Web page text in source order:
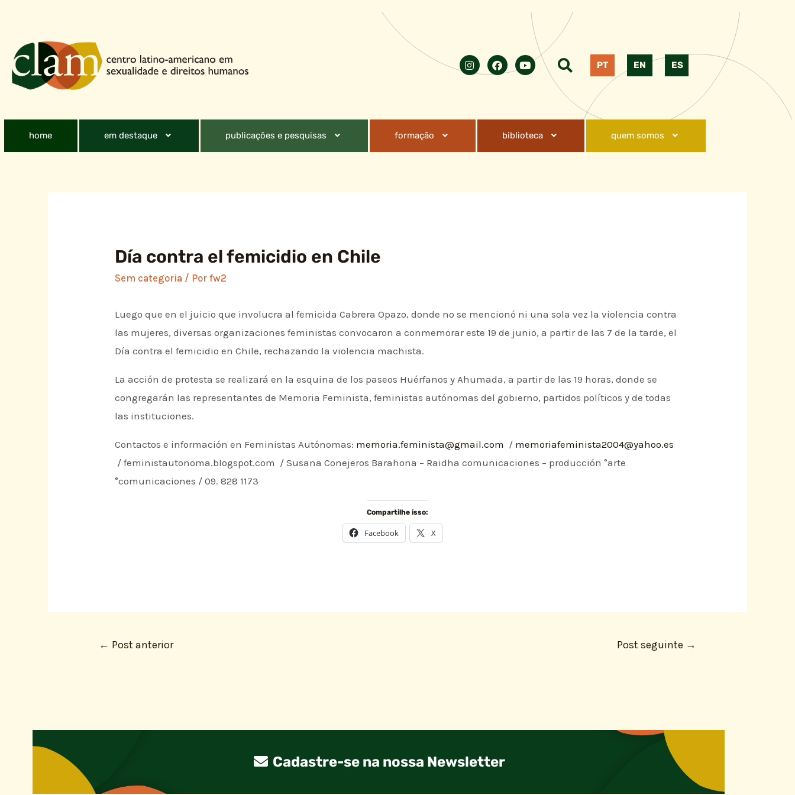
PT EN ES
home em destaque publicações e pesquisas formação biblioteca quem somos
Día contra el femicidio en Chile
Sem categoria / Porfw2
Luego que en el juicio que involucra al femicida Cabrera Opazo, donde no se mencionó ni una sola vez la violencia contra
las mujeres, diversas organizaciones feministas convocaron a conmemorar este 19 de junio, a partir de las 7 de la tarde, el
Día contra el femicidio en Chile, rechazando la violencia machista.
La acción de protesta se realizará en la esquina de los paseos Huérfanos y Ahumada, a partir de las 19 horas, donde se
congregarán las representantes de Memoria Feminista, feministas autónomas del gobierno, partidos políticos y de todas
las instituciones.
Contactos e información en Feministas Autónomas: memoria.feminista@gmail.com / memoriafeminista2004@yahoo.es
/ feministautonoma.blogspot.com / Susana Conejeros Barahona – Raidha comunicaciones – producción °arte
°comunicaciones / 09. 828 1173
Compartilhe isso:
Facebook X
← Post anterior Post seguinte →
Cadastre-se na nossa Newsletter